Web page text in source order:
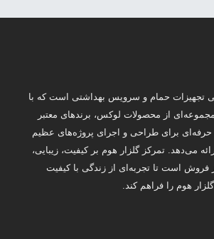
تجهیزات حمام و سرویس بهداشتی است که با
از محصولات لوکس، برندهای معتبر
حرفه‌ای برای طراحی و اجرای پروژه‌های عظیم
می‌دهد. تمرکز گلزار هوم بر کیفیت، زیبایی،
است تا تجربه‌ای از زندگی با کیفیت
هوم را فراهم کند.